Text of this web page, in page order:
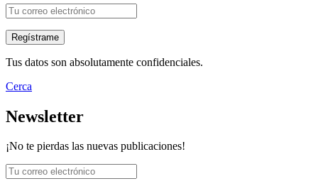
Tus datos son absolutamente confidenciales.
Cerca
Newsletter
¡No te pierdas las nuevas publicaciones!